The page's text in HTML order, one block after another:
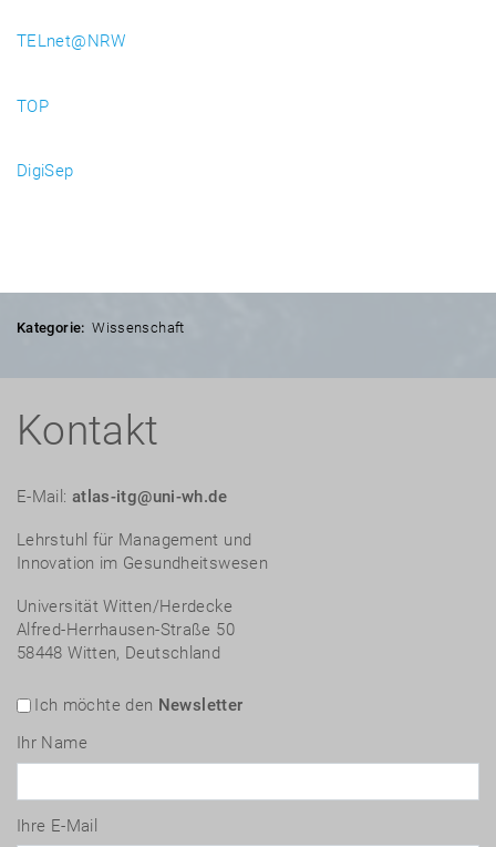
TELnet@NRW
TOP
DigiSep
Kategorie: Wissenschaft
Kontakt
E-Mail: atlas-itg@uni-wh.de
Lehrstuhl für Management und
Innovation im Gesundheitswesen
Universität Witten/Herdecke
Alfred-Herrhausen-Straße 50
58448 Witten, Deutschland
Ich möchte den Newsletter
Ihr Name
Ihre E-Mail